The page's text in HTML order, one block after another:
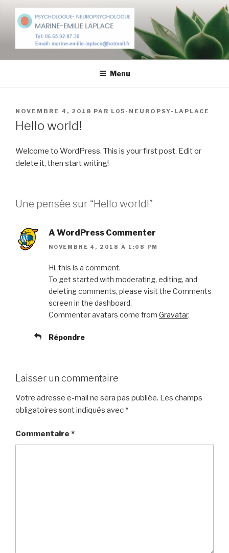
contenu
MARINE EMILIE LAPLACE
NEUROPSYCHOLOGUE
Menu
PUBLIÉ
LE
NOVEMBRE 4, 2018 PAR L05-NEUROPSY-LAPLACE
Hello world!
Welcome to WordPress. This is your first post. Edit or
delete it, then start writing!
Une pensée sur “Hello world!”
A WordPress Commenter
NOVEMBRE 4, 2018 À 1:08 PM
Hi, this is a comment.
To get started with moderating, editing, and
deleting comments, please visit the Comments
screen in the dashboard.
Commenter avatars come from Gravatar.
Répondre
Laisser un commentaire
Votre adresse e-mail ne sera pas publiée. Les champs
obligatoires sont indiqués avec *
Commentaire *